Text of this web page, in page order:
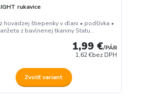
rukavice
hovädzej štiepenky v dlani • podšívka •
z bavlnenej tkaniny Statu...
1,99 €/PÁR
1,62 €bez DPH
Zvoliť variant